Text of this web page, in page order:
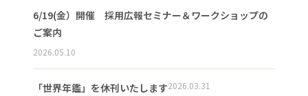
6/19(金）開催 採用広報セミナー＆ワークショップの
ご案内
2026.05.10
「世界年鑑」を休刊いたします2026.03.31